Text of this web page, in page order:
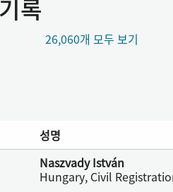
록
26,060개 모두 보기
성명
Naszvady István
Hungary, Civil